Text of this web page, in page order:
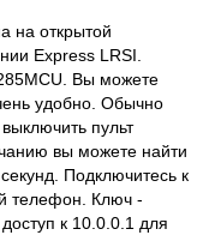
на открытой
Express LRSI.
Вы можете
удобно. Обычно
пульт
вы можете найти
Подключитесь к
телефон. Ключ -
к 10.0.0.1 для